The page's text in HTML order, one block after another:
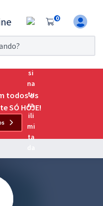
0
da
todos os
SÓ HOJE!